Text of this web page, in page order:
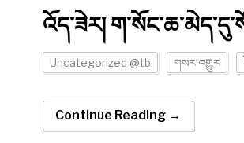
འོད་ཟེར།
Uncategorized @tb གསར་འགྱུར
Continue Reading →